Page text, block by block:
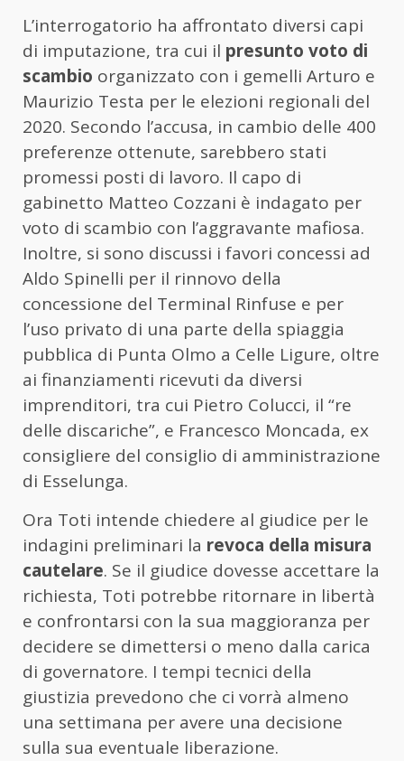
L’interrogatorio ha affrontato diversi capi
di imputazione, tra cui il presunto voto di
scambio organizzato con i gemelli Arturo e
Maurizio Testa per le elezioni regionali del
2020. Secondo l’accusa, in cambio delle 400
preferenze ottenute, sarebbero stati
promessi posti di lavoro. Il capo di
gabinetto Matteo Cozzani è indagato per
voto di scambio con l’aggravante mafiosa.
Inoltre, si sono discussi i favori concessi ad
Aldo Spinelli per il rinnovo della
concessione del Terminal Rinfuse e per
l’uso privato di una parte della spiaggia
pubblica di Punta Olmo a Celle Ligure, oltre
ai finanziamenti ricevuti da diversi
imprenditori, tra cui Pietro Colucci, il “re
delle discariche”, e Francesco Moncada, ex
consigliere del consiglio di amministrazione
di Esselunga.
Ora Toti intende chiedere al giudice per le
indagini preliminari la revoca della misura
cautelare. Se il giudice dovesse accettare la
richiesta, Toti potrebbe ritornare in libertà
e confrontarsi con la sua maggioranza per
decidere se dimettersi o meno dalla carica
di governatore. I tempi tecnici della
giustizia prevedono che ci vorrà almeno
una settimana per avere una decisione
sulla sua eventuale liberazione.